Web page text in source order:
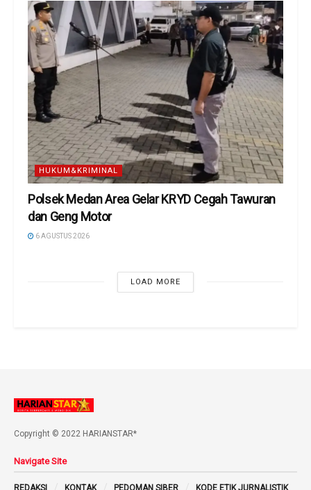
HUKUM&KRIMINAL
Polsek Medan Area Gelar KRYD Cegah Tawuran
dan Geng Motor
6 AGUSTUS 2026
LOAD MORE
Copyright © 2022 HARIANSTAR*
Navigate Site
REDAKSI KONTAK PEDOMAN SIBER KODE ETIK JURNALISTIK